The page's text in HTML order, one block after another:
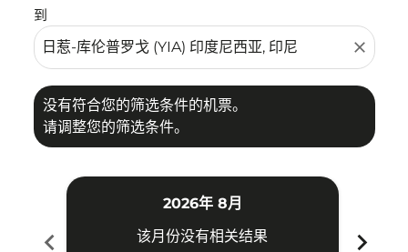
到
close
没有符合您的筛选条件的机票。
请调整您的筛选条件。
chevron_left
2026年 8月
该月份没有相关结果
chevron_right